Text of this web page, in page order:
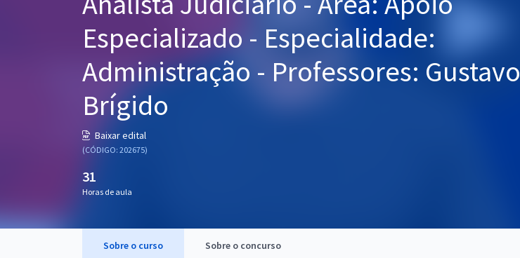
Questões grátis
Conteúdo gratuito
Aprovados
Especializado - Especialidade:
Administração - Professores: Gustavo
Brígido
Baixar edital
(CÓDIGO: 202675)
31
Horas de aula
Sobre o curso Sobre o concurso